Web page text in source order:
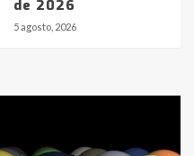
de 2026
5 agosto, 2026